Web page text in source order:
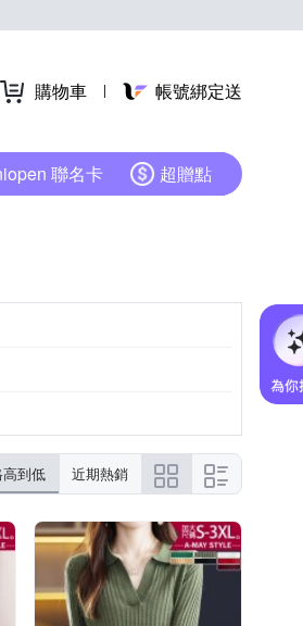
購物車 帳號綁定送
聯名卡 超贈點
到低 近期熱銷